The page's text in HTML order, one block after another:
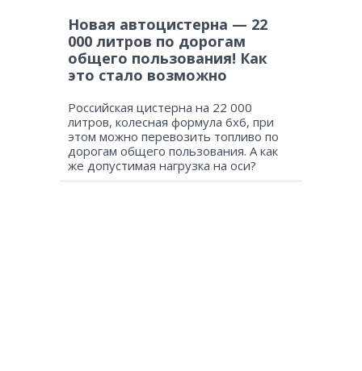
Новая автоцистерна — 22
000 литров по дорогам
общего пользования! Как
это стало возможно
Российская цистерна на 22 000
литров, колесная формула 6х6, при
этом можно перевозить топливо по
дорогам общего пользования. А как
же допустимая нагрузка на оси?